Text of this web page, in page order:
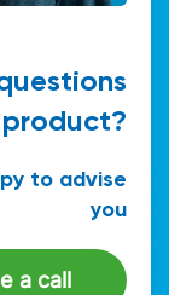
to advise
you
a call